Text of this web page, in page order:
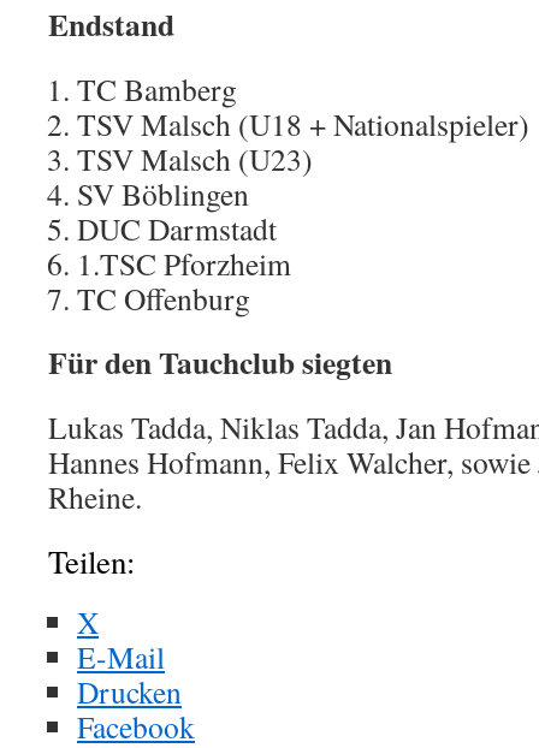
Endstand
TC Bamberg
TSV Malsch (U18 + Nationalspieler)
TSV Malsch (U23)
SV Böblingen
DUC Darmstadt
1.TSC Pforzheim
TC Offenburg
Für den Tauchclub siegten
Lukas Tadda, Niklas Tadda, Jan
Hannes Hofmann, Felix Walcher, sowie
Rheine.
Teilen:
X
E-Mail
Drucken
Facebook